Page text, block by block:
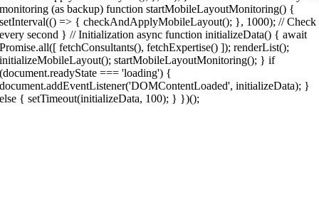
monitoring (as backup) function startMobileLayoutMonitoring() {
setInterval(() => { checkAndApplyMobileLayout(); }, 1000); // Check
every second } // Initialization async function initializeData() { await
Promise.all([ fetchConsultants(), fetchExpertise() ]); renderList();
initializeMobileLayout(); startMobileLayoutMonitoring(); } if
(document.readyState === 'loading') {
document.addEventListener('DOMContentLoaded', initializeData); }
else { setTimeout(initializeData, 100); } })();